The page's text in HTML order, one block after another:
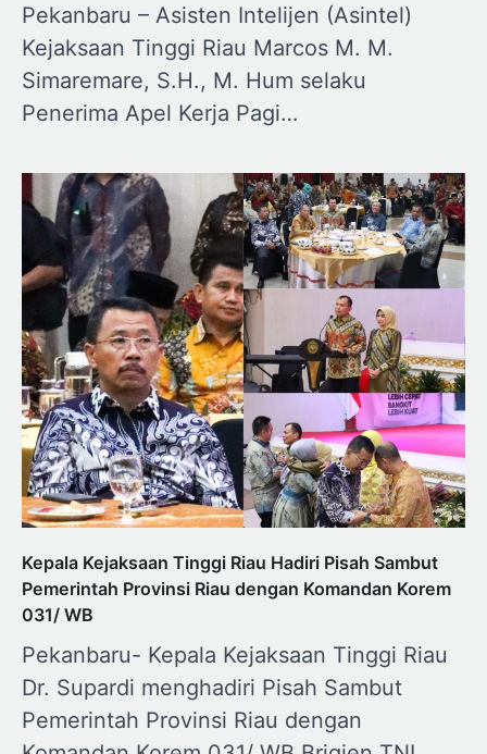
Pekanbaru – Asisten Intelijen (Asintel)
Kejaksaan Tinggi Riau Marcos M. M.
Simaremare, S.H., M. Hum selaku
Penerima Apel Kerja Pagi…
Kepala Kejaksaan Tinggi Riau Hadiri Pisah Sambut
Pemerintah Provinsi Riau dengan Komandan Korem
031/ WB
Pekanbaru- Kepala Kejaksaan Tinggi Riau
Dr. Supardi menghadiri Pisah Sambut
Pemerintah Provinsi Riau dengan